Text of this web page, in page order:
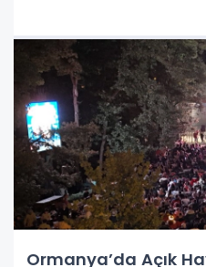
Ormanya’da Açık